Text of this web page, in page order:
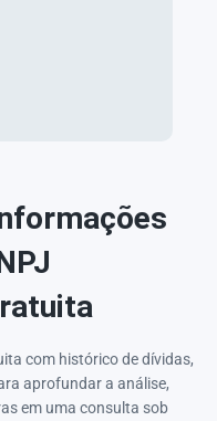
com histórico de dívidas,
aprofundar a análise,
em uma consulta sob